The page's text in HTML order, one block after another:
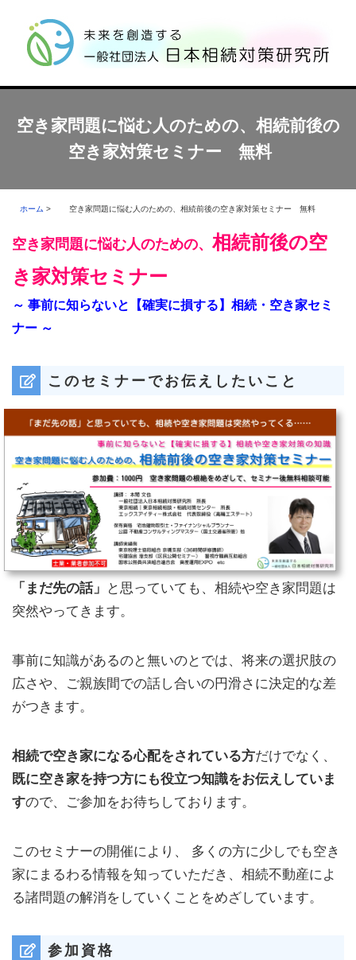
空き家問題に悩む人のための、相続前後の
空き家対策セミナー 無料
ホーム > 空き家問題に悩む人のための、相続前後の空き家対策セミナー 無料
空き家問題に悩む人のための、 相続前後の空
き家対策セミナー
～ 事前に知らないと【確実に損する】相続・空き家セミ
ナー ～
このセミナーでお伝えしたいこと
「まだ先の話」
と思っていても、相続や空き家問題は
突然やってきます。
事前に知識があるのと無いのとでは、将来の選択肢の
広さや、ご親族間での話し合いの円滑さに決定的な差
がつきます。
相続で空き家になる心配をされている方だけでなく、
既に空き家を持つ方にも役立つ知識をお伝えしていま
すので、ご参加をお待ちしております。
このセミナーの開催により、 多くの方に少しでも空き
家にまるわる情報を知っていただき、相続不動産によ
る諸問題の解消をしていくことをめざしています。
参加資格